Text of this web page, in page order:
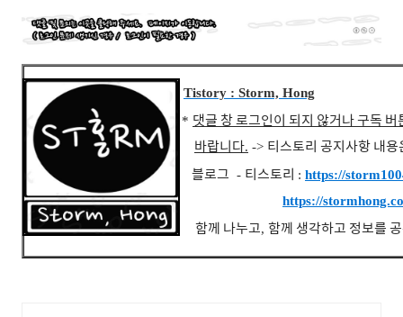
Tistory : Storm, Hong
* 댓글 창 로그인이 되지 않거나 구독
바랍니다. -> 티스토리 공지사항 내용
블로그 - 티스토리 : https://
https://
함께 나누고, 함께 생각하고 정보를